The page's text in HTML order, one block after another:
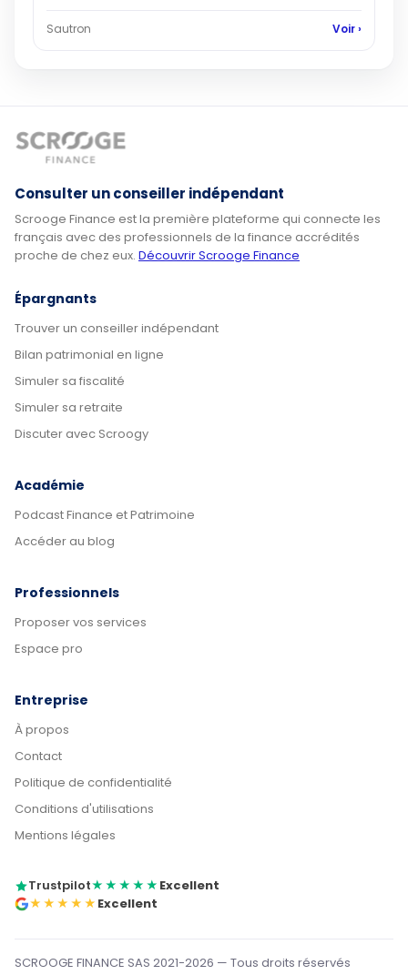
Sautron Voir ›
Consulter un conseiller indépendant
Scrooge Finance est la première plateforme qui connecte les
français avec des professionnels de la finance accrédités
proche de chez eux. Découvrir Scrooge Finance
Épargnants
Trouver un conseiller indépendant
Bilan patrimonial en ligne
Simuler sa fiscalité
Simuler sa retraite
Discuter avec Scroogy
Académie
Podcast Finance et Patrimoine
Accéder au blog
Professionnels
Proposer vos services
Espace pro
Entreprise
À propos
Contact
Politique de confidentialité
Conditions d'utilisations
Mentions légales
Trustpilot★★★★★ Excellent
★★★★★ Excellent
SCROOGE FINANCE SAS 2021-2026 — Tous droits réservés